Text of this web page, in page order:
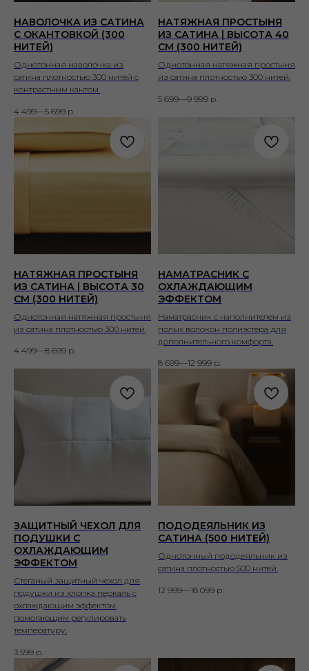
НАВОЛОЧКА ИЗ САТИНА
С ОКАНТОВКОЙ (300
НИТЕЙ)
Однотонная наволочка из
сатина плотностью 300 нитей с
контрастным кантом.
4 499—5 699 р.
НАТЯЖНАЯ ПРОСТЫНЯ
ИЗ САТИНА | ВЫСОТА 40
СМ (300 НИТЕЙ)
Однотонная натяжная простыня
из сатина плотностью 300 нитей.
5 699—9 999 р.
НАТЯЖНАЯ ПРОСТЫНЯ
ИЗ САТИНА | ВЫСОТА 30
СМ (300 НИТЕЙ)
Однотонная натяжная простыня
из сатина плотностью 300 нитей.
4 499—8 699 р.
НАМАТРАСНИК С
ОХЛАЖДАЮЩИМ
ЭФФЕКТОМ
Наматрасник с наполнителем из
полых волокон полиэстера для
дополнительного комфорта.
8 699—12 999 р.
ЗАЩИТНЫЙ ЧЕХОЛ ДЛЯ
ПОДУШКИ С
ОХЛАЖДАЮЩИМ
ЭФФЕКТОМ
Стеганый защитный чехол для
подушки из хлопка перкаль с
охлаждающим эффектом,
помогающим регулировать
температуру.
3 599 р.
ПОДОДЕЯЛЬНИК ИЗ
САТИНА (500 НИТЕЙ)
Однотонный пододеяльник из
сатина плотностью 500 нитей.
12 999—18 099 р.